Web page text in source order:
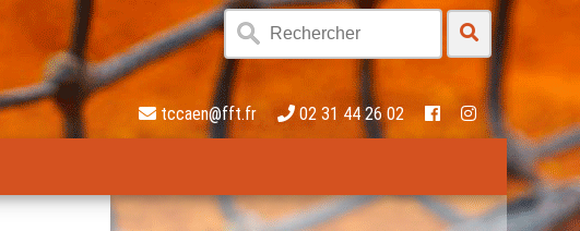
tccaen@fft.fr 02 31 44 26 02